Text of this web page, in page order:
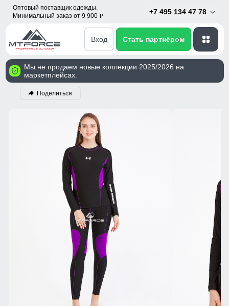
Оптовый поставщик одежды.
Минимальный заказ от 9 900 p
+7 495 134 47 78
Вход Стать партнёром
Мы не продаем новые коллекции 2025/2026 на
маркетплейсах.
Поделиться